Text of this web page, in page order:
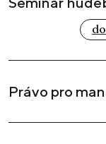
Právo pro